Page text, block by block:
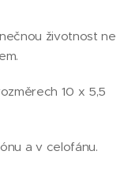
životnost ne
10 x 5,5
a v celofánu.